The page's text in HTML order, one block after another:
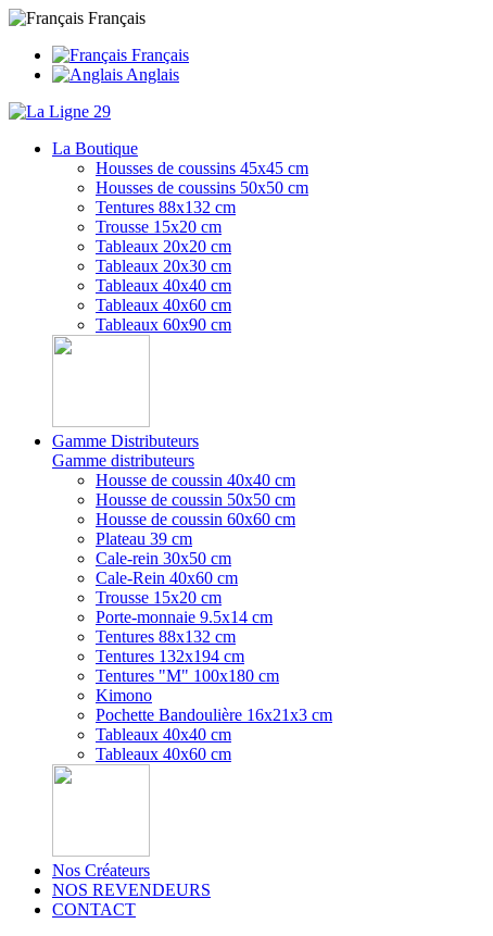
Français
Français
Anglais
La Boutique
Housses de coussins 45x45 cm
Housses de coussins 50x50 cm
Tentures 88x132 cm
Trousse 15x20 cm
Tableaux 20x20 cm
Tableaux 20x30 cm
Tableaux 40x40 cm
Tableaux 40x60 cm
Tableaux 60x90 cm
Gamme Distributeurs
Gamme distributeurs
Housse de coussin 40x40 cm
Housse de coussin 50x50 cm
Housse de coussin 60x60 cm
Plateau 39 cm
Cale-rein 30x50 cm
Cale-Rein 40x60 cm
Trousse 15x20 cm
Porte-monnaie 9.5x14 cm
Tentures 88x132 cm
Tentures 132x194 cm
Tentures "M" 100x180 cm
Kimono
Pochette Bandoulière 16x21x3 cm
Tableaux 40x40 cm
Tableaux 40x60 cm
Nos Créateurs
NOS REVENDEURS
CONTACT